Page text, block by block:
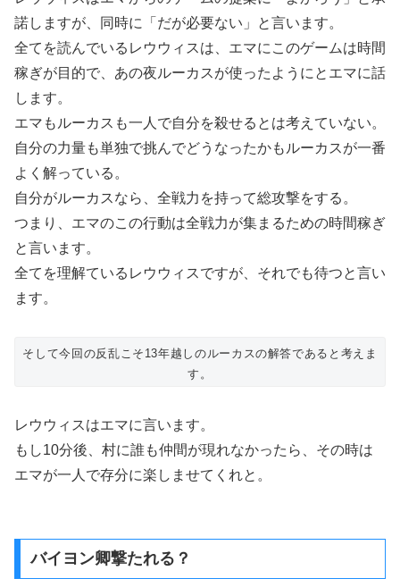
諾しますが、同時に「だが必要ない」と言います。
全てを読んでいるレウウィスは、エマにこのゲームは時間
稼ぎが目的で、あの夜ルーカスが使ったようにとエマに話
します。
エマもルーカスも一人で自分を殺せるとは考えていない。
自分の力量も単独で挑んでどうなったかもルーカスが一番
よく解っている。
自分がルーカスなら、全戦力を持って総攻撃をする。
つまり、エマのこの行動は全戦力が集まるための時間稼ぎ
と言います。
全てを理解ているレウウィスですが、それでも待つと言い
ます。
そして今回の反乱こそ13年越しのルーカスの解答であると考えま
す。
レウウィスはエマに言います。
もし10分後、村に誰も仲間が現れなかったら、その時は
エマが一人で存分に楽しませてくれと。
バイヨン卿撃たれる？